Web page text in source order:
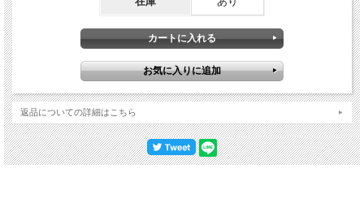
返品についての詳細はこちら